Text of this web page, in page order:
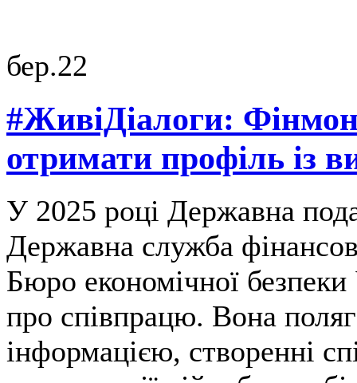
бер.22
#ЖивіДіалоги:
отримати профіль із
У 2025 році Державна
Державна служба
Бюро економічної
про співпрацю. Вона
інформацією, створенні